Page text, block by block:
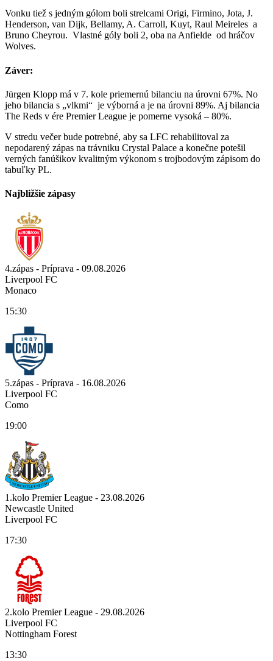
Vonku tiež s jedným gólom boli strelcami Origi, Firmino, Jota, J.
Henderson, van Dijk, Bellamy, A. Carroll, Kuyt, Raul Meireles a
Bruno Cheyrou. Vlastné góly boli 2, oba na Anfielde od hráčov
Wolves.
Záver:
Jürgen Klopp má v 7. kole priemernú bilanciu na úrovni 67%. No
jeho bilancia s „vlkmi“ je výborná a je na úrovni 89%. Aj bilancia
The Reds v ére Premier League je pomerne vysoká – 80%.
V stredu večer bude potrebné, aby sa LFC rehabilitoval za
nepodarený zápas na trávniku Crystal Palace a konečne potešil
verných fanúšikov kvalitným výkonom s trojbodovým zápisom do
tabuľky PL.
Najbližšie zápasy
4.zápas - Príprava - 09.08.2026
Liverpool FC
Monaco
15:30
5.zápas - Príprava - 16.08.2026
Liverpool FC
Como
19:00
1.kolo Premier League - 23.08.2026
Newcastle United
Liverpool FC
17:30
2.kolo Premier League - 29.08.2026
Liverpool FC
Nottingham Forest
13:30